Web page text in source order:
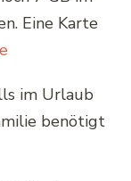
Eine Karte
im Urlaub
benötigt